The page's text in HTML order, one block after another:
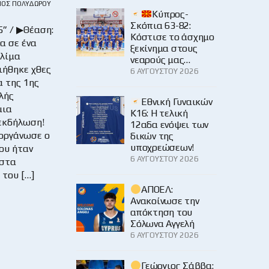
ΠΟΛΥΔΏΡΟΥ
/ ▶Θέαση:
σε ένα
χθες
της 1ης
ο
ήταν
του […]
Κύπρος-
Σκόπια 63-82:
Κόστισε το άσχημο
ξεκίνημα στους
νεαρούς μας…
6 ΑΥΓΟΎΣΤΟΥ 2026
Εθνική Γυναικών
Κ16: Η τελική
12αδα ενόψει των
δικών της
υποχρεώσεων!
6 ΑΥΓΟΎΣΤΟΥ 2026
ΑΠΟΕΛ:
Ανακοίνωσε την
απόκτηση του
Σόλωνα Αγγελή
6 ΑΥΓΟΎΣΤΟΥ 2026
Γεώργιος Σάββα: